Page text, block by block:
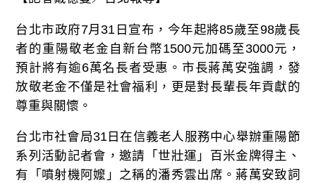
台北市政府7月31日宣布，今年起將85歲至98歲長
者的重陽敬老金自新台幣1500元加碼至3000元，
預計將有逾6萬名長者受惠。市長蔣萬安強調，發
放敬老金不僅是社會福利，更是對長輩長年貢獻的
尊重與關懷。
台北市社會局31日在信義老人服務中心舉辦重陽節
系列活動記者會，邀請「世壯運」百米金牌得主、
有「噴射機阿嬤」之稱的潘秀雲出席。蔣萬安致詞